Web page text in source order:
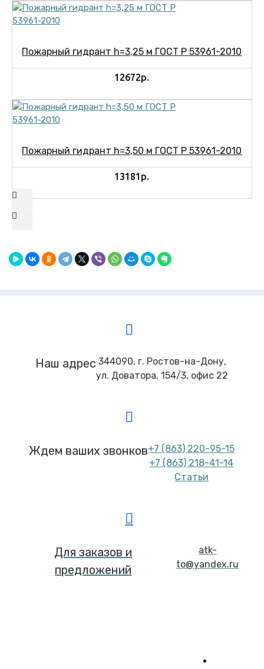
Пожарный гидрант h=3,25 м ГОСТ Р 53961-2010
12672р.
Пожарный гидрант h=3,50 м ГОСТ Р 53961-2010
13181р.
Наш адрес 344090, г. Ростов-на-Дону,
ул. Доватора, 154/3, офис 22
Ждем ваших звонков+7 (863) 220-95-15
+7 (863) 218-41-14
Статьи
Для заказов и
предложений
atk-
to@yandex.ru